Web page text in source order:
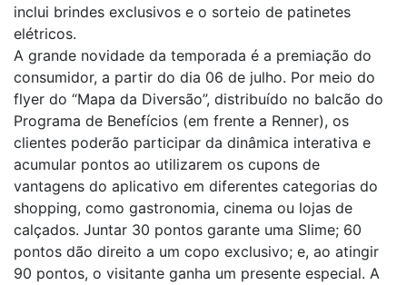
inclui brindes exclusivos e o sorteio de patinetes
elétricos.
A grande novidade da temporada é a premiação do
consumidor, a partir do dia 06 de julho. Por meio do
flyer do “Mapa da Diversão”, distribuído no balcão do
Programa de Benefícios (em frente a Renner), os
clientes poderão participar da dinâmica interativa e
acumular pontos ao utilizarem os cupons de
vantagens do aplicativo em diferentes categorias do
shopping, como gastronomia, cinema ou lojas de
calçados. Juntar 30 pontos garante uma Slime; 60
pontos dão direito a um copo exclusivo; e, ao atingir
90 pontos, o visitante ganha um presente especial. A